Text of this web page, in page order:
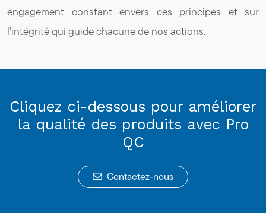
engagement constant envers ces principes et sur
l’intégrité qui guide chacune de nos actions.
Cliquez ci-dessous pour améliorer
la qualité des produits avec Pro
QC
Contactez-nous